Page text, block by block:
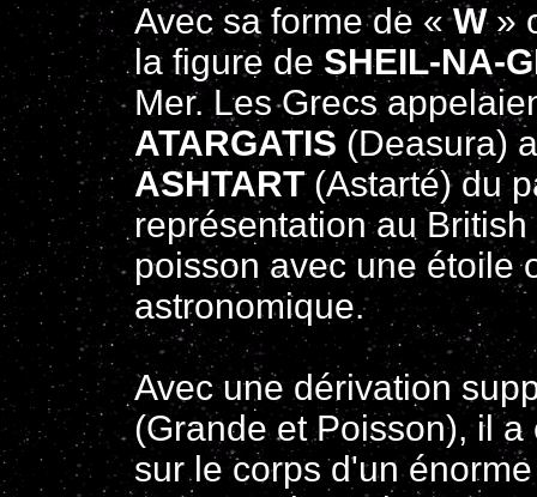
Avec sa forme de «W»
la figure deSHEIL-NA-
Mer. Les Grecs
ATARGATIS (Deasura)
ASHTART(Astarté) du
représentation au
poisson avec une étoile
astronomique.
Avec une dérivation
(Grande et Poisson), il
sur le corps d'un